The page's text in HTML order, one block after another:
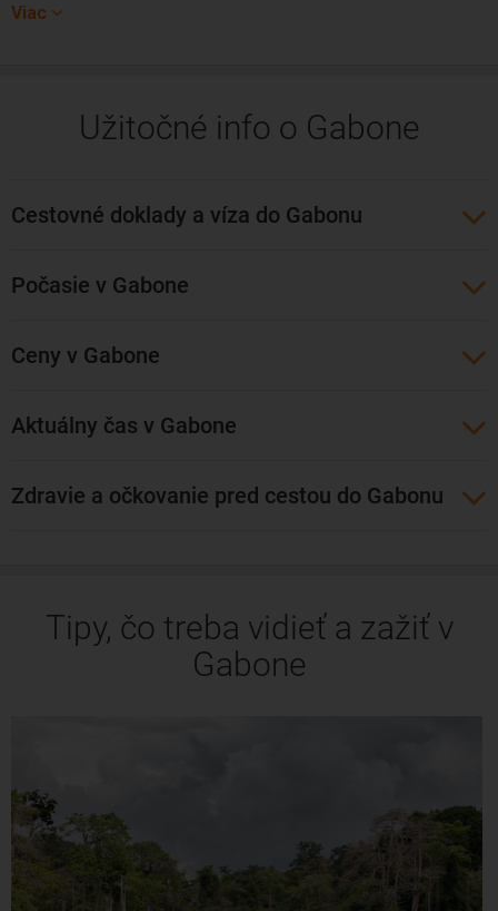
v jeho okolí tiež nájdete krásne pláže. Ďalšími veľkými
železnicou.
Viedne, Budapešti i Prahy. Stačí na Pelikáne sledovať
Airways či Ethiopian Air Lines.
Viac
Užitočné info o Gabone
Cestovné doklady a víza do Gabonu
Počasie v Gabone
Ceny v Gabone
Aktuálny čas v Gabone
Zdravie a očkovanie pred cestou do Gabonu
Tipy, čo treba vidieť a zažiť v
Gabone